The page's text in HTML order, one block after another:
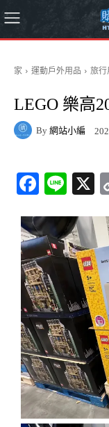
家 運動戶外用品 旅行
LEGO 樂高
By 網站小編
Fa
bo
ok
Li